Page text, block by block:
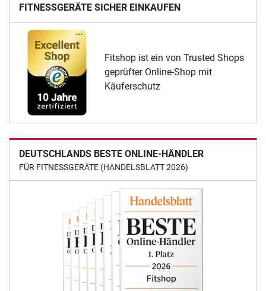
FITNESSGERÄTE SICHER EINKAUFEN
Fitshop ist ein von Trusted Shops
geprüfter Online-Shop mit
Käuferschutz
DEUTSCHLANDS BESTE ONLINE-HÄNDLER
FÜR FITNESSGERÄTE (HANDELSBLATT 2026)